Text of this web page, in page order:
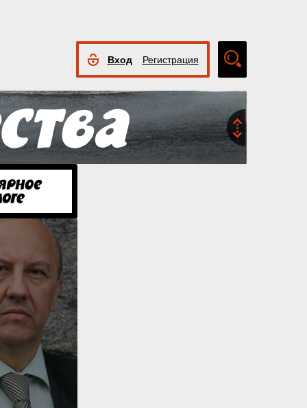
Вход Регистрация
поиск